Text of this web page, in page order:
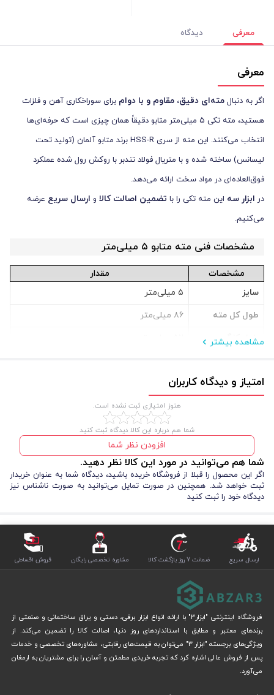
معرفی دیدگاه
معرفی
اگر به دنبال مته‌ای دقیق، مقاوم و با دوام برای سوراخکاری آهن و فلزات
هستید، مته تکی ۵ میلی‌متر متابو دقیقاً همان چیزی است که حرفه‌ای‌ها
انتخاب می‌کنند. این مته از سری HSS-R برند متابو آلمان (تولید تحت
لیسانس) ساخته شده و با متریال فولاد تندبر با روکش رول شده عملکرد
فوق‌العاده‌ای در مواد سخت ارائه می‌دهد.
در ابزار سه این مته تکی را با تضمین اصالت کالا و ارسال سریع عرضه
می‌کنیم.
مشخصات فنی مته متابو ۵ میلی‌متر
مشخصات
مقدار
سایز
۵ میلی‌متر
طول کل مته
۸۶ میلی‌متر
طول کارگیر
متریال
HSS-R (فولاد تندبر رول شده)
سوراخکاری آهن و فلزات
انواع دریل برقی و شارژی
کشور سازنده
چین (تحت لیسانس متابو آلمان)
ویژگی‌ها و مزایای مته HSS-R متابو
سازگار با اکثر دریل‌های موجود در بازار
قیمت مناسب نسبت به کیفیت متابو (ارزش خرید بسیار بالا)
بسته‌بندی تکی و آماده استفاده فوری
کاربردهای اصلی مته ۵ میلی‌متر متابو
سوراخکاری آهن، فولاد، ورق‌های فلزی و پروفیل
نصب پیچ و مهره در سازه‌های فلزی
کارگاه‌های صنعتی، نجاری فلزی، ساختمانی و تعمیرات
پروژه‌های خانگی و نیمه‌حرفه‌ای که نیاز به دقت بالا دارند
چرا مته متابو ۵mm را از ابزار سه بخریم؟
مشاهده بیشتر
امتیاز و دیدگاه کاربران
هنوز امتیازی ثبت نشده است.
شما هم درباره این کالا دیدگاه ثبت کنید
افزودن نظر شما
شما هم می‌توانید در مورد این کالا نظر دهید.
اگر این محصول را قبلا از فروشگاه خریده باشید، دیدگاه شما به عنوان خریدار
ثبت خواهد شد. همچنین در صورت تمایل می‌توانید به صورت ناشناس نیز
دیدگاه خود را ثبت کنید
ارسال سریع ضمانت 7 روز بازگشت کالا مشاوره تخصصی رایگان فروش اقساطی
فروشگاه اینترنتی "ابزار3" با ارائه انواع ابزار برقی، دستی و یراق ساختمانی و صنعتی از
برندهای معتبر و مطابق با استانداردهای روز دنیا، اصالت کالا را تضمین می‌کند. از
ویژگی‌های برجسته "ابزار 3" می‌توان به قیمت‌های رقابتی، مشاوره‌های تخصصی و خدمات
پس از فروش عالی اشاره کرد که تجربه خریدی مطمئن و آسان را برای مشتریان به ارمغان
می‌آورد.